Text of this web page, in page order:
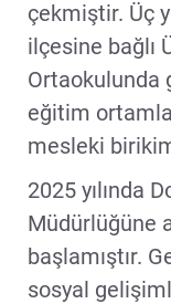
çekmiştir. Üç
ilçesine bağlı
Ortaokulunda
eğitim
mesleki
2025 yılında
Müdürlüğüne
başlamıştır.
sosyal